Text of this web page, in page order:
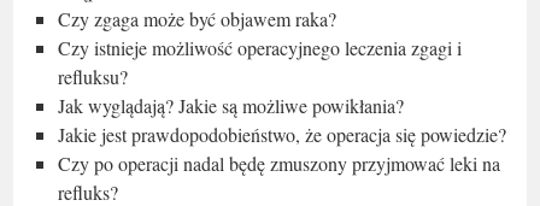
Czy zgaga może być objawem raka?
Czy istnieje możliwość operacyjnego leczenia zgagi i
refluksu?
Jak wyglądają? Jakie są możliwe powikłania?
Jakie jest prawdopodobieństwo, że operacja się powiedzie?
Czy po operacji nadal będę zmuszony przyjmować leki na
refluks?